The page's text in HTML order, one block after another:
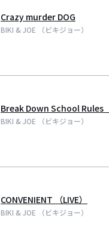
Crazy murder DOG
BIKI & JOE （ビキジョー）
Break Down School Rules
BIKI & JOE （ビキジョー）
CONVENIENT （LIVE）
BIKI & JOE （ビキジョー）